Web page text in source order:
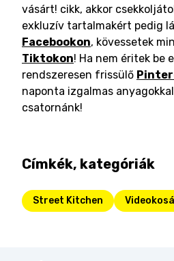
vásárt! cikk, akkor
exkluzív tartalmakért pedig
Facebookon, kövessetek
Tiktokon! Ha nem éritek be
rendszeresen frissülő
naponta izgalmas
csatornánk!
Címkék, kategóriák
Street Kitchen